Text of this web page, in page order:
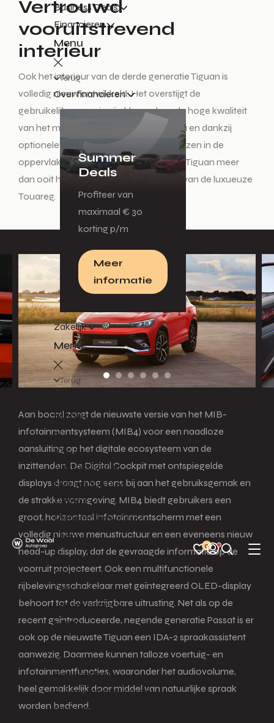
Business Deals
Financieren
Menu
Terug
Over financieren
Summer
Deals
Profiteer van
maximaal € 30
korting p/m
Meer
informatie
Zakelijk
Menu
Terug
Menu
Terug
Alle voorraad
Nieuwe auto's
Demo's
Mobiliteitsprovider
Menu
Terug
Over ons
Leasevormen
Menu
Terug
Financial lease
Full operational lease
Netto operational lease
0
Vertrouwd
vooruitstrevend
interieur
Ook het interieur van de derde generatie Tiguan is
volledig nieuw ontwikkeld. Het overstijgt de
gebruikelijke norm in zijn klasse door de hoge kwaliteit
van het materiaal- en afwerkingsniveau en dankzij
optionele details als contrasterende biezen in de
oppervlakken. Daardoor lijkt de nieuwe Tiguan meer
dan ooit het compactere zustermodel van de luxueuze
Touareg.
Aan boord zorgt de nieuwste versie van het MIB-
infotainmentsysteem (MIB4) voor een naadloze
aansluiting op het digitale ecosysteem van de
inzittenden. De Digital Cockpit met ontspiegelde
displays draagt nog eens bij aan het gebruiksgemak en
de strakke vormgeving. MIB4 biedt gebruikers een
groot, horizontaal infotainmentscherm met een
volledig nieuwe menustructuur en een eveneens nieuw
head-up display, dat de gevraagde informatie op de
voorruit projecteert. Ook een multifunctionele
rijbelevingsschakelaar met geïntegreerd OLED-display
behoort tot de verkrijgbare uitrusting. Net als op de
recent geïntroduceerde, negende generatie Passat is er
ook op de nieuwste Tiguan een IDA-2 spraakassistent
aanwezig. Daarmee kunnen talloze voertuig- en
infotainmentfuncties, waaronder het audiovolume,
heel gemakkelijk door middel van natuurlijke spraak
worden bediend.